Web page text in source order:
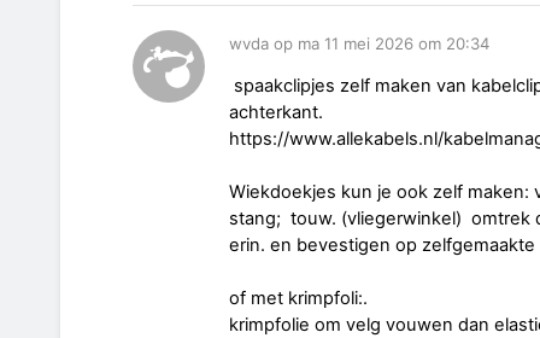
wvda op ma 11 mei 2026 om 20:34
spaakclipjes zelf maken van
achterkant.
https://www.allekabels.nl/
Wiekdoekjes kun je ook zelf
stang; touw. (vliegerwinkel) omtrek
erin. en bevestigen op zelfgemaakte
of met krimpfoli:.
krimpfolie om velg vouwen dan